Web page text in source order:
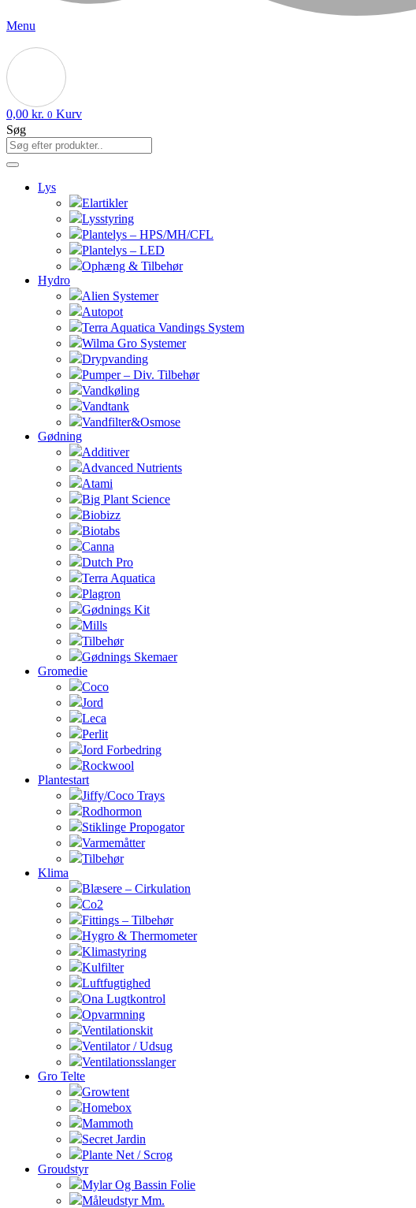
Menu
0,00 kr. 0 Kurv
Søg
Lys
Elartikler
Lysstyring
Plantelys – HPS/MH/CFL
Plantelys – LED
Ophæng & Tilbehør
Hydro
Alien Systemer
Autopot
Terra Aquatica Vandings System
Wilma Gro Systemer
Drypvanding
Pumper – Div. Tilbehør
Vandkøling
Vandtank
Vandfilter&Osmose
Gødning
Additiver
Advanced Nutrients
Atami
Big Plant Science
Biobizz
Biotabs
Canna
Dutch Pro
Terra Aquatica
Plagron
Gødnings Kit
Mills
Tilbehør
Gødnings Skemaer
Gromedie
Coco
Jord
Leca
Perlit
Jord Forbedring
Rockwool
Plantestart
Jiffy/Coco Trays
Rodhormon
Stiklinge Propogator
Varmemåtter
Tilbehør
Klima
Blæsere – Cirkulation
Co2
Fittings – Tilbehør
Hygro & Thermometer
Klimastyring
Kulfilter
Luftfugtighed
Ona Lugtkontrol
Opvarmning
Ventilationskit
Ventilator / Udsug
Ventilationsslanger
Gro Telte
Growtent
Homebox
Mammoth
Secret Jardin
Plante Net / Scrog
Groudstyr
Mylar Og Bassin Folie
Måleudstyr Mm.